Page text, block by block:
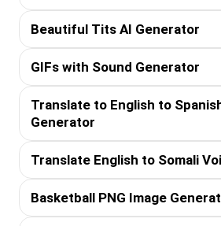
Beautiful Tits AI Generator
GIFs with Sound Generator
Translate to English to
Generator
Translate English to Somali
Basketball PNG Image